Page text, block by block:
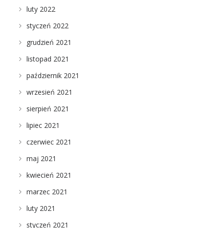
luty 2022
styczeń 2022
grudzień 2021
listopad 2021
październik 2021
wrzesień 2021
sierpień 2021
lipiec 2021
czerwiec 2021
maj 2021
kwiecień 2021
marzec 2021
luty 2021
styczeń 2021